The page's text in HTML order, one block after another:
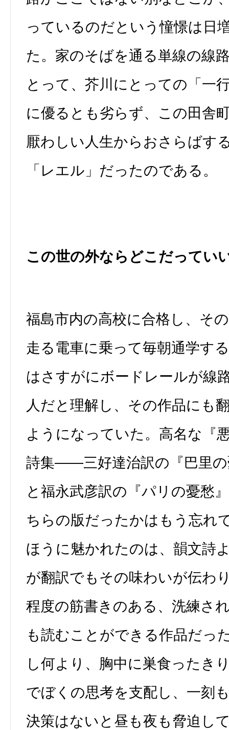
っているのだという憧憬は日
た。家のそばを通る単線の線
とって、芥川にとっての「一
に優るとも劣らず、この田舎
厭わしい人生からおさらばす
「レエル」だったのである。
この世の外ならどこだってい
福島市内の高校に合格し、そ
走る電車に乗って毎朝通学す
はさすがにボードレールが線
人だと理解し、その作品にも
ようになっていた。高名な『
詩集――三好達治訳の『巴里の
と福永武彦訳の『パリの憂愁
ちらの版だったかはもう忘
ほうに魅かれたのは、韻文詩
が翻訳でもその味わいが伝わ
程度の筋書きのある、洗練さ
も読むことができる作品だっ
し何より、胸中に巣食ったき
でぼくの思考を支配し、一刻
決策はないと昼も夜も脅迫し